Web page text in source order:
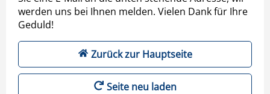
werden uns bei Ihnen melden. Vielen Dank für Ihre
Geduld!
Zurück zur Hauptseite
Seite neu laden